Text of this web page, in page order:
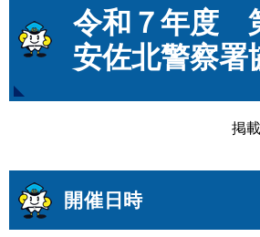
文
令和７年度
安佐北警察署
掲
開催日時